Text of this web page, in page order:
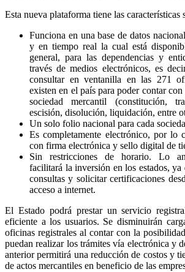
Esta nueva plataforma tiene las características
Funciona en una base de datos
y en tiempo real la cual está
general, para las dependencias y
través de medios electrónicos, es
consultar en ventanilla en las 271
existen en el país para poder contar
sociedad mercantil (constitución,
escisión, disolución, liquidación, entre
Un solo folio nacional para cada
Es completamente electrónico, por lo
con firma electrónica y sello digital de
Sin restricciones de horario. Lo
facilitará la inversión en los estados, ya
consultas y solicitar certificaciones
acceso a internet.
El Estado podrá prestar un servicio
eficiente a los usuarios. Se disminuirán
oficinas registrales al contar con la
puedan realizar los trámites vía electrónica y
anterior permitirá una reducción de costos y
de actos mercantiles en beneficio de las